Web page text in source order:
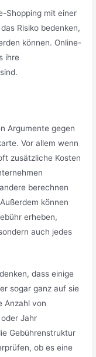
Shopping mit einer
Risiko bedenken,
können. Online-
ihre
Argumente gegen
Vor allem wenn
zusätzliche Kosten
berechnen
können
erheben,
auch jedes
dass einige
sogar ganz auf sie
Anzahl von
Jahr
Gebührenstruktur
ob es eine